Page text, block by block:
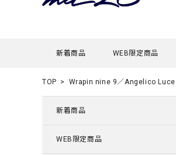
新着商品 WEB限定商品
TOP Wrapin nine 9／Angelico Luce
新着商品
WEB限定商品